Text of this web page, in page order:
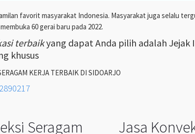
favorit masyarakat Indonesia. Masyarakat juga selalu
60 gerai baru pada 2022.
terbaikyang dapat Anda pilih adalah Jejak
khusus
KERJA TERBAIK DI SIDOARJO
Seragam
Jasa